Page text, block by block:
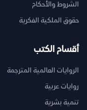
الشروط والأحكام
حقوق الملكية الفكرية
أقسام الكتب
الروايات العالمية المترجمة
روايات عربية
تنمية بشرية